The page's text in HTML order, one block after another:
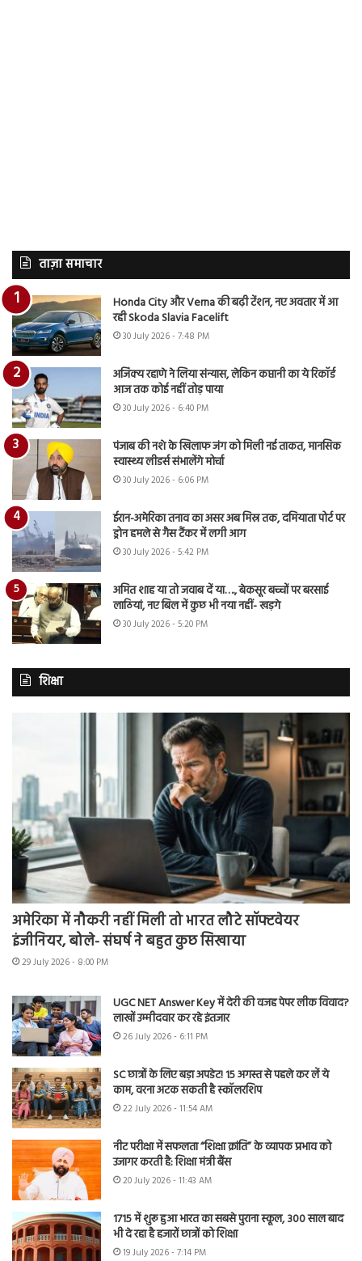
ताज़ा समाचार
Honda City और Verna की बढ़ी टेंशन, नए अवतार में आ
रही Skoda Slavia Facelift
30 July 2026 - 7:48 PM
अजिंक्य रहाणे ने लिया संन्यास, लेकिन कप्तानी का ये रिकॉर्ड
आज तक कोई नहीं तोड़ पाया
30 July 2026 - 6:40 PM
पंजाब की नशे के खिलाफ जंग को मिली नई ताकत, मानसिक
स्वास्थ्य लीडर्स संभालेंगे मोर्चा
30 July 2026 - 6:06 PM
ईरान-अमेरिका तनाव का असर अब मिस्र तक, दमियाता पोर्ट पर
ड्रोन हमले से गैस टैंकर में लगी आग
30 July 2026 - 5:42 PM
अमित शाह या तो जवाब दें या…., बेकसूर बच्चों पर बरसाई
लाठियां, नए बिल में कुछ भी नया नहीं- खड़गे
30 July 2026 - 5:20 PM
शिक्षा
अमेरिका में नौकरी नहीं मिली तो भारत लौटे सॉफ्टवेयर
इंजीनियर, बोले- संघर्ष ने बहुत कुछ सिखाया
29 July 2026 - 8:00 PM
UGC NET Answer Key में देरी की वजह पेपर लीक विवाद?
लाखों उम्मीदवार कर रहे इंतजार
26 July 2026 - 6:11 PM
SC छात्रों के लिए बड़ा अपडेट! 15 अगस्त से पहले कर लें ये
काम, वरना अटक सकती है स्कॉलरशिप
22 July 2026 - 11:54 AM
नीट परीक्षा में सफलता “शिक्षा क्रांति” के व्यापक प्रभाव को
उजागर करती है: शिक्षा मंत्री बैंस
20 July 2026 - 11:43 AM
1715 में शुरू हुआ भारत का सबसे पुराना स्कूल, 300 साल बाद
भी दे रहा है हजारों छात्रों को शिक्षा
19 July 2026 - 7:14 PM